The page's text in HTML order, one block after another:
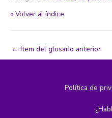
« Volver al índice
← Item del glosario anterior
Política de